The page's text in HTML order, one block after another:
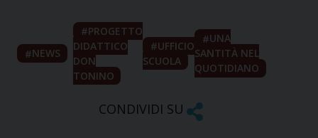
NEWS
PROGETTO
DIDATTICO
DON
TONINO
UFFICIO
SCUOLA
UNA
SANTITÀ NEL
QUOTIDIANO
CONDIVIDI SU